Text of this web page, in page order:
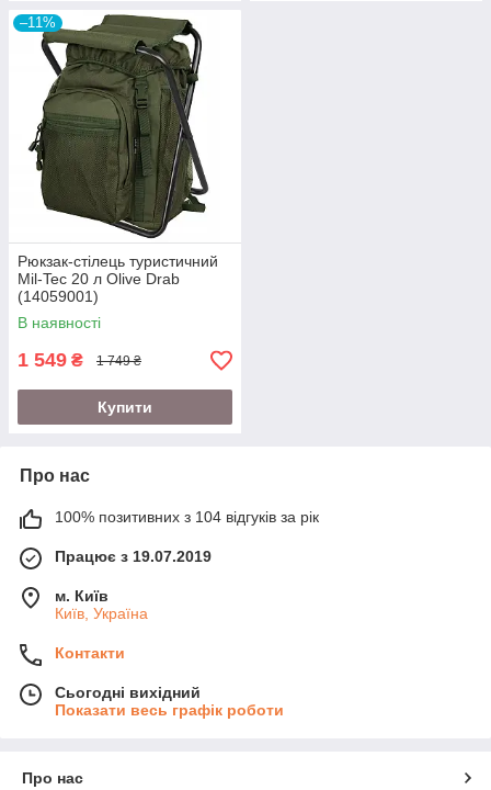
–11%
Рюкзак-стілець туристичний
Mil-Tec 20 л Olive Drab
(14059001)
В наявності
1 549 ₴ 1 749 ₴
Купити
Про нас
100% позитивних з 104 відгуків за рік
Працює з 19.07.2019
м. Київ
Київ, Україна
Контакти
Сьогодні вихідний
Показати весь графік роботи
Про нас